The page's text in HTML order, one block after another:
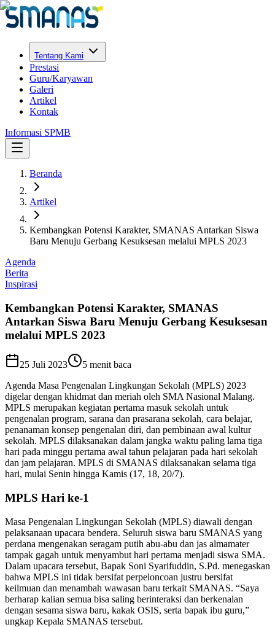
Tentang Kami
Prestasi
Guru/Karyawan
Galeri
Artikel
Kontak
Informasi SPMB
Beranda
Artikel
Kembangkan Potensi Karakter, SMANAS Antarkan Siswa
Baru Menuju Gerbang Kesuksesan melalui MPLS 2023
Agenda
Berita
Inspirasi
Kembangkan Potensi Karakter, SMANAS
Antarkan Siswa Baru Menuju Gerbang Kesuksesan
melalui MPLS 2023
25 Juli 2023 5 menit baca
Agenda Masa Pengenalan Lingkungan Sekolah (MPLS) 2023
digelar dengan khidmat dan meriah oleh SMA Nasional Malang.
MPLS merupakan kegiatan pertama masuk sekolah untuk
pengenalan program, sarana dan prasarana sekolah, cara belajar,
penanaman konsep pengenalan diri, dan pembinaan awal kultur
sekolah. MPLS dilaksanakan dalam jangka waktu paling lama tiga
hari pada minggu pertama awal tahun pelajaran pada hari sekolah
dan jam pelajaran. MPLS di SMANAS dilaksanakan selama tiga
hari, mulai Senin hingga Kamis (17, 18, 20/7).
MPLS Hari ke-1
Masa Pengenalan Lingkungan Sekolah (MPLS) diawali dengan
pelaksanaan upacara bendera. Seluruh siswa baru SMANAS yang
perdana mengenakan seragam putih abu-abu dan jas almamater
tampak gagah untuk menyambut hari pertama menjadi siswa SMA.
Dalam upacara tersebut, Bapak Soni Syarifuddin, S.Pd. menegaskan
bahwa MPLS ini tidak bersifat perpeloncoan justru bersifat
keilmuan dan menambah wawasan baru terkait SMANAS. “Saya
berharap kalian semua bisa saling berinteraksi dan berkenalan
dengan sesama siswa baru, kakak OSIS, serta bapak ibu guru,”
ungkap Kepala SMANAS tersebut.